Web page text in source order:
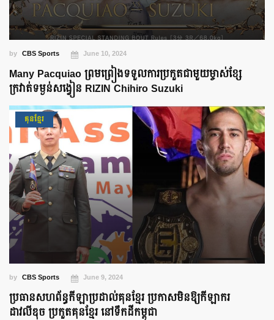
by CBS Sports June 10, 2024
Many Pacquiao ព្រមព្រៀងទទួលការប្រកួតជាមួយម្ចាស់ខ្សែ
ក្រវាត់ទម្ងន់សង្វៀន RIZIN Chihiro Suzuki
គុនខ្មែរ
by CBS Sports June 9, 2024
ប្រធានសហព័ន្ធកីឡាប្រដាល់គុនខ្មែរ ប្រកាសមិនឱ្យកីឡាករ
ដាវលីឌុច ប្រកួតគុនខ្មែរ នៅទឹកដីកម្ពុជា